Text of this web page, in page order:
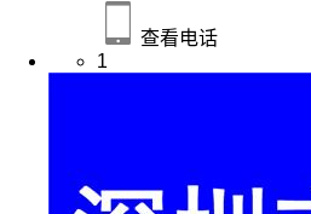
查看电话
1